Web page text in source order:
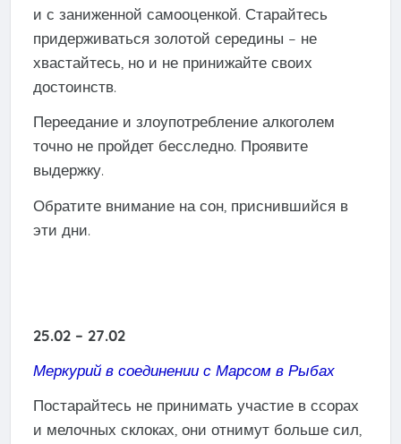
и с заниженной самооценкой. Старайтесь
придерживаться золотой середины – не
хвастайтесь, но и не принижайте своих
достоинств.
Переедание и злоупотребление алкоголем
точно не пройдет бесследно. Проявите
выдержку.
Обратите внимание на сон, приснившийся в
эти дни.
25.02 – 27.02
Меркурий в соединении с Марсом в Рыбах
Постарайтесь не принимать участие в ссорах
и мелочных склоках, они отнимут больше сил,